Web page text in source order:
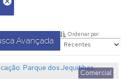
Avançada
Ordenar por:
Comercial